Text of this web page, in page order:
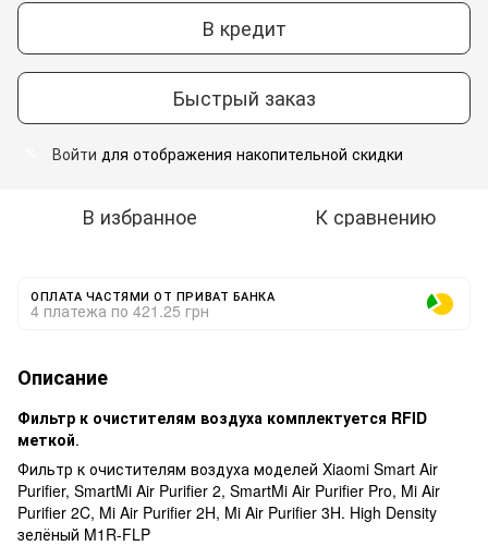
В кредит
Быстрый заказ
Войти для отображения накопительной скидки
В избранное К сравнению
ОПЛАТА ЧАСТЯМИ ОТ ПРИВАТ БАНКА
4 платежа по 421.25 грн
Описание
Фильтр к очистителям воздуха комплектуется RFID
меткой.
Фильтр к очистителям воздуха моделей Xiaomi Smart Air
Purifier, SmartMi Air Purifier 2, SmartMi Air Purifier Pro, Mi Air
Purifier 2C, Mi Air Purifier 2H, Mi Air Purifier 3H. High Density
зелёный M1R-FLP